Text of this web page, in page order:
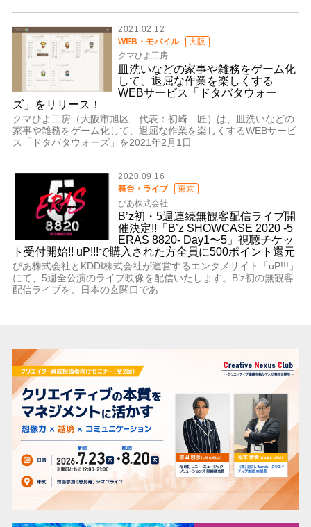
2021.02.12
WEB・モバイル
大阪
クマひよ工房
皿洗いなどの家事や雑務をゲーム化
して、退屈な作業を楽しくする
WEBサービス「ドタバタウォー
ズ」をリリース！
クマひよ工房（大阪市旭区 代表：初崎 匠）は、皿洗いなどの
家事や雑務をゲーム化して、退屈な作業を楽しくするWEBサービ
ス「ドタバタウォーズ」を2021年2月1日
2020.09.16
舞台・ライブ
東京
ぴあ株式会社
B’z初・5週連続無観客配信ライブ開
催決定!!「B’z SHOWCASE 2020 -5
ERAS 8820- Day1〜5」視聴チケッ
ト受付開始!! uP!!!で購入された方全員に500ポイント還元
ぴあ株式会社とKDDI株式会社が運営するエンタメサイト「uP!!!」
にて、5週全公演のライブ映像を配信いたします。B’z初の無観客
配信ライブを、日本の玄関口であ